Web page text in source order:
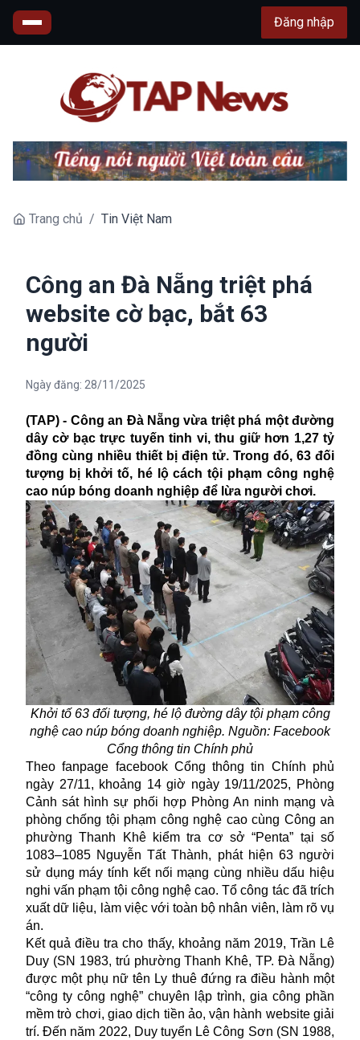
Đăng nhập
Trang chủ / Tin Việt Nam
Công an Đà Nẵng triệt phá
website cờ bạc, bắt 63
người
Ngày đăng: 28/11/2025
(TAP) - Công an Đà Nẵng vừa triệt phá một đường
dây cờ bạc trực tuyến tinh vi, thu giữ hơn 1,27 tỷ
đồng cùng nhiều thiết bị điện tử. Trong đó, 63 đối
tượng bị khởi tố, hé lộ cách tội phạm công nghệ
cao núp bóng doanh nghiệp để lừa người chơi.
Khởi tố 63 đối tượng, hé lộ đường dây tội phạm công
nghệ cao núp bóng doanh nghiệp. Nguồn: Facebook
Cổng thông tin Chính phủ
Theo fanpage facebook Cổng thông tin Chính phủ
ngày 27/11, khoảng 14 giờ ngày 19/11/2025, Phòng
Cảnh sát hình sự phối hợp Phòng An ninh mạng và
phòng chống tội phạm công nghệ cao cùng Công an
phường Thanh Khê kiểm tra cơ sở “Penta” tại số
1083–1085 Nguyễn Tất Thành, phát hiện 63 người
sử dụng máy tính kết nối mạng cùng nhiều dấu hiệu
nghi vấn phạm tội công nghệ cao. Tổ công tác đã trích
xuất dữ liệu, làm việc với toàn bộ nhân viên, làm rõ vụ
án.
Kết quả điều tra cho thấy, khoảng năm 2019, Trần Lê
Duy (SN 1983, trú phường Thanh Khê, TP. Đà Nẵng)
được một phụ nữ tên Ly thuê đứng ra điều hành một
“công ty công nghệ” chuyên lập trình, gia công phần
mềm trò chơi, giao dịch tiền ảo, vận hành website giải
trí. Đến năm 2022, Duy tuyển Lê Công Sơn (SN 1988,